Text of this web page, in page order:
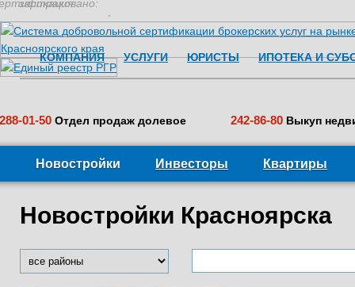
застраховано:
КОМПАНИЯ УСЛУГИ ЮРИСТЫ ИПОТЕКА И
288-01-50 Отдел продаж долевое 242-86-80 Выкуп
Новостройки Инвесторы Квартиры
Новостройки Красноярска